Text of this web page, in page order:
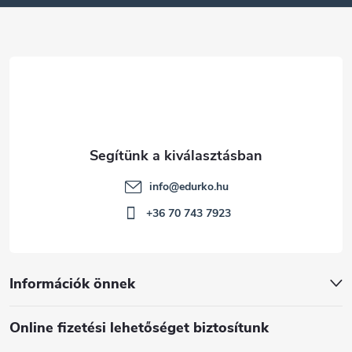
é
Információk önnek
Online fizetési lehetőséget biztosítunk
info@edurko.hu
+36 70 743 7923